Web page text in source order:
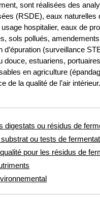
sont réalisées des
(RSDE), eaux
hospitalier, eaux de
sols pollués,
d’épuration (surveillance
douce, estuariens, portuaires
en agriculture
de la qualité de l’air intérieur.
digestats ou résidus de
ou tests de
pour les résidus de